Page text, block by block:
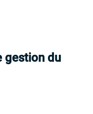
gestion du